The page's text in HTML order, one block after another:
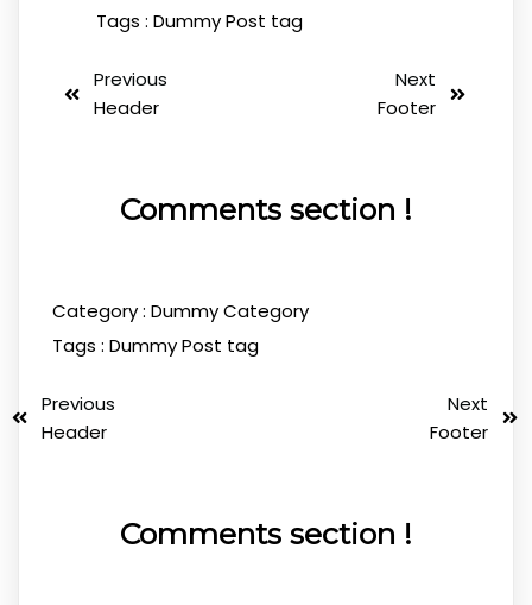
Tags : Dummy Post tag
Previous
Header
Next
Footer
Comments section !
Category : Dummy Category
Tags : Dummy Post tag
Previous
Header
Next
Footer
Comments section !